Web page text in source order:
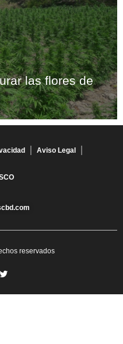
las flores de
Aviso Legal
reservados